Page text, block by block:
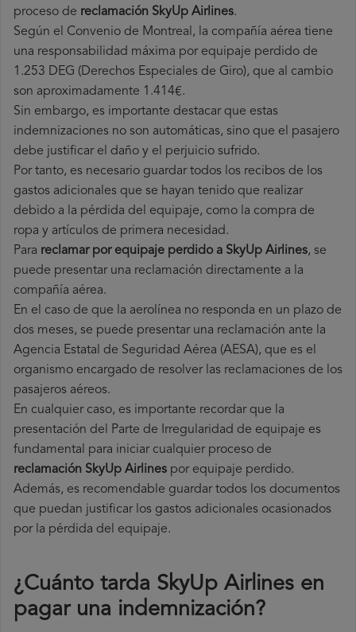
proceso de reclamación SkyUp Airlines.
Según el Convenio de Montreal, la compañía aérea tiene
una responsabilidad máxima por equipaje perdido de
1.253 DEG (Derechos Especiales de Giro), que al cambio
son aproximadamente 1.414€.
Sin embargo, es importante destacar que estas
indemnizaciones no son automáticas, sino que el pasajero
debe justificar el daño y el perjuicio sufrido.
Por tanto, es necesario guardar todos los recibos de los
gastos adicionales que se hayan tenido que realizar
debido a la pérdida del equipaje, como la compra de
ropa y artículos de primera necesidad.
Para reclamar por equipaje perdido a SkyUp Airlines, se
puede presentar una reclamación directamente a la
compañía aérea.
En el caso de que la aerolínea no responda en un plazo de
dos meses, se puede presentar una reclamación ante la
Agencia Estatal de Seguridad Aérea (AESA), que es el
organismo encargado de resolver las reclamaciones de los
pasajeros aéreos.
En cualquier caso, es importante recordar que la
presentación del Parte de Irregularidad de equipaje es
fundamental para iniciar cualquier proceso de
reclamación SkyUp Airlines por equipaje perdido.
Además, es recomendable guardar todos los documentos
que puedan justificar los gastos adicionales ocasionados
por la pérdida del equipaje.
¿Cuánto tarda SkyUp Airlines en
pagar una indemnización?